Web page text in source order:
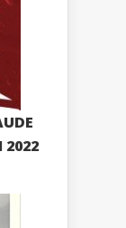
2022